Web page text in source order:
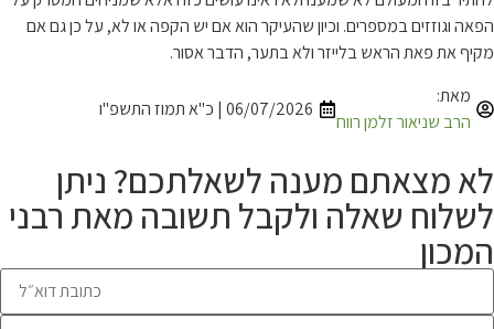
הפאה וגוזזים במספרים. וכיון שהעיקר הוא אם יש הקפה או לא, על כן גם אם
מקיף את פאת הראש בלייזר ולא בתער, הדבר אסור.
מאת:
הרב שניאור זלמן רווח
06/07/2026 | כ"א תמוז התשפ"ו
לא מצאתם מענה לשאלתכם? ניתן
לשלוח שאלה ולקבל תשובה מאת רבני
המכון